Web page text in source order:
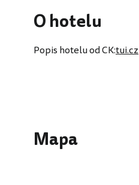
O hotelu
Popis hotelu od CK:tui.cz
Mapa